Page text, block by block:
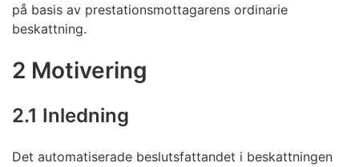
på basis av prestationsmottagarens ordinarie
beskattning.
2 Motivering
2.1 Inledning
Det automatiserade beslutsfattandet i beskattningen